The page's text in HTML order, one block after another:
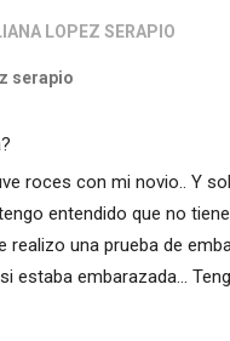
LOPEZ SERAPIO
serapio
roces con mi novio.. Y
entendido que no
realizo una prueba de
estaba embarazada...